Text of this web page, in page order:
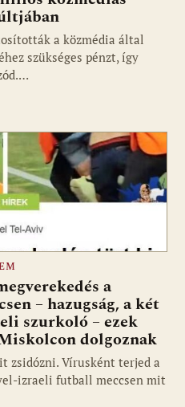
a közmédia által
szükséges pénzt, így
a
– hazugság, a két
szurkoló – ezek
dolgoznak
zsidózni. Vírusként terjed a
izraeli futball meccsen mit